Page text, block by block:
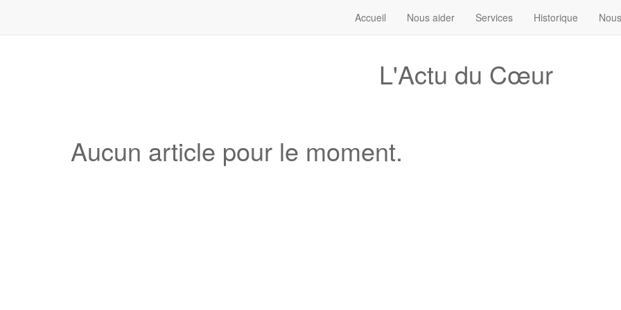
Accueil Nous aider Services Historique
L'Actu du Cœur
Aucun article pour le moment.